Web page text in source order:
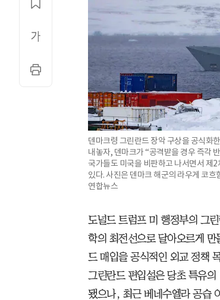
덴마크령 그린란드 장악 구상을 공식화
내놓자, 덴마크가 “공격받을 경우 즉각
국가들도 미국을 비판하고 나서면서 제2
있다. 사진은 덴마크 해군의 라우게 코
연합뉴스
도널드 트럼프 미 행정부의 그
학의 최전선으로 달아오르게
드 매입을 공식적인 외교 정책
그린란드 편입설은 당초 특유의
됐으나, 최근 베네수엘라 공습